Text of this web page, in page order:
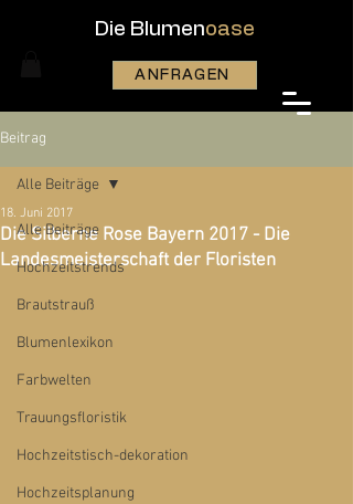
Die Blumenoase
ANFRAGEN
Beitrag
Alle Beiträge
Hochzeitstrends
Brautstrauß
Blumenlexikon
Farbwelten
Trauungsfloristik
Hochzeitstisch-dekoration
Hochzeitsplanung
Alle Beiträge
Die Silberne Rose Bayern 2017 - Die
Landesmeisterschaft der Floristen
18. Juni 2017